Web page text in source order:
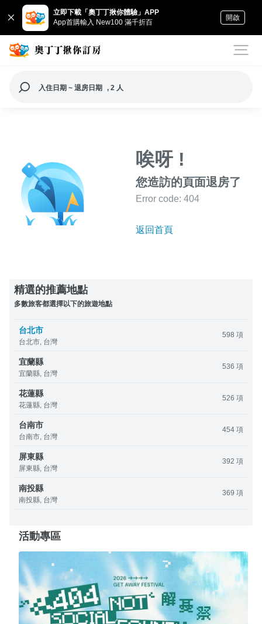
立即下載「奧丁丁揪你體驗」APP
App首購輸入 New100 滿千折百
開啟
入住日期 ~ 退房日期 , 2 人
唉呀 !
您造訪的頁面退房了
Error code: 404
返回首頁
精選的推薦地點
多數旅客都選擇以下的旅遊地點
台北市
台北市, 台灣
598 項
宜蘭縣
宜蘭縣, 台灣
536 項
花蓮縣
花蓮縣, 台灣
526 項
台南市
台南市, 台灣
454 項
屏東縣
屏東縣, 台灣
392 項
南投縣
南投縣, 台灣
369 項
活動專區